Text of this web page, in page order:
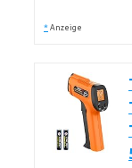
* Anzeige